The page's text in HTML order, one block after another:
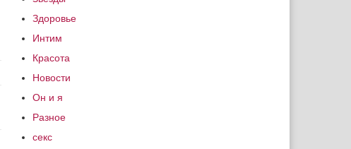
Здоровье
Интим
Красота
Новости
Он и я
Разное
секс